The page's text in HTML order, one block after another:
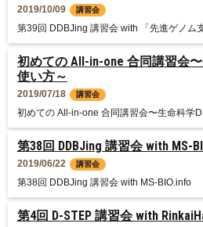
初めての All-in-one 合同講習会
使い方～
2019/07/18 講習会
初めての All-in-one 合同講習会〜生命科学
第4回 D-STEP 講習会 with
第38回 DDBJing 講習会 with MS-
2019/06/22 講習会
第38回 DDBJing 講習会 with MS-BIO.info
2019/10/09 講習会
第39回 DDBJing 講習会 with 「先進ゲノム